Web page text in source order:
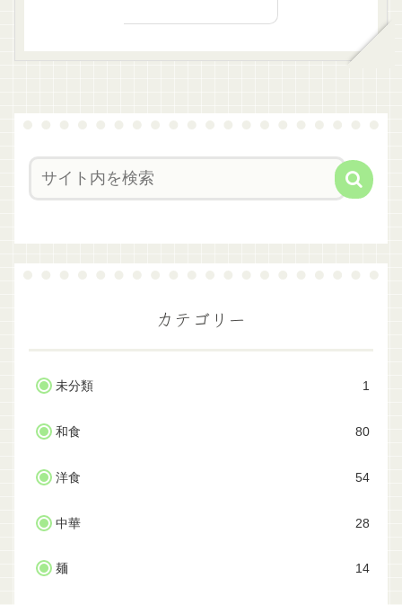
混ぜて出来上がりです。リ
げる効果があると言われて
カテゴリー
未分類 1
和食 80
洋食 54
中華 28
麺 14